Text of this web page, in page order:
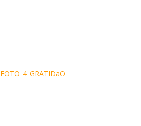
FOTO_4_GRATIDaO